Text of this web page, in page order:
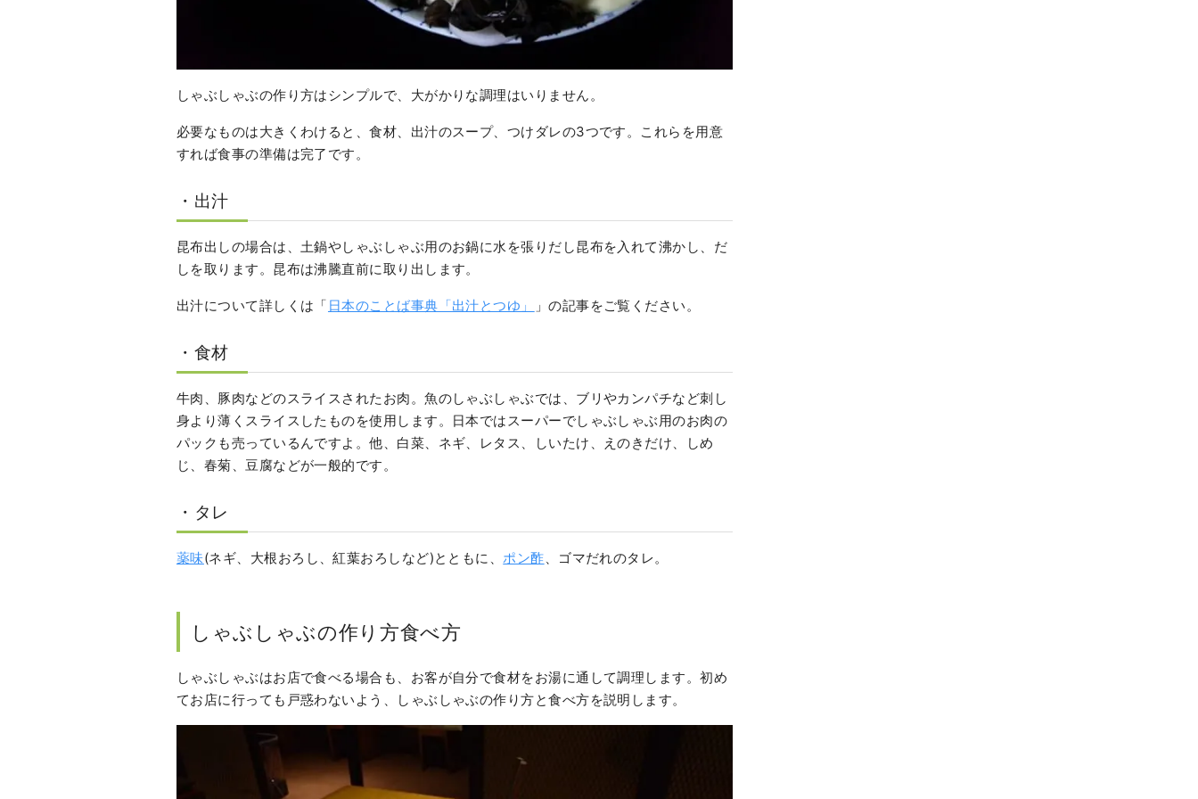
しゃぶしゃぶの作り方はシンプルで、大がかりな調理はいりません。
必要なものは大きくわけると、食材、出汁のスープ、つけダレの3つです。これらを用意
すれば食事の準備は完了です。
・出汁
昆布出しの場合は、土鍋やしゃぶしゃぶ用のお鍋に水を張りだし昆布を入れて沸かし、だ
しを取ります。昆布は沸騰直前に取り出します。
出汁について詳しくは「 日本のことば事典「出汁とつゆ」 」の記事をご覧ください。
・食材
牛肉、豚肉などのスライスされたお肉。魚のしゃぶしゃぶでは、ブリやカンパチなど刺し
身より薄くスライスしたものを使用します。日本ではスーパーでしゃぶしゃぶ用のお肉の
パックも売っているんですよ。他、白菜、ネギ、レタス、しいたけ、えのきだけ、しめ
じ、春菊、豆腐などが一般的です。
・タレ
薬味(ネギ、大根おろし、紅葉おろしなど)とともに、 ポン酢 、ゴマだれのタレ。
しゃぶしゃぶの作り方食べ方
しゃぶしゃぶはお店で食べる場合も、お客が自分で食材をお湯に通して調理します。初め
てお店に行っても戸惑わないよう、しゃぶしゃぶの作り方と食べ方を説明します。